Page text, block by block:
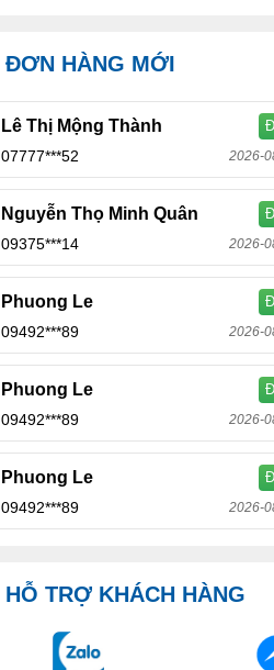
ĐƠN HÀNG MỚI
Lê Thị Mộng Thành
07777***52 2026-
Nguyễn Thọ Minh Quân
09375***14 2026-
Phuong Le
09492***89 2026-
Phuong Le
09492***89 2026-
Phuong Le
09492***89 2026-
HỖ TRỢ KHÁCH HÀNG